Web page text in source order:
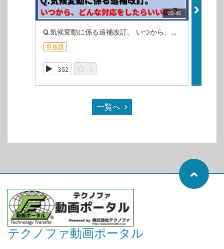
20:45
Q.気候変動に係る追補改訂。 いつから、どんな対応をしたらいいの？【ISOマネジメントシステム相談室・第24回】
見放題
352 0
一覧へ
テクノファ動画ポータル